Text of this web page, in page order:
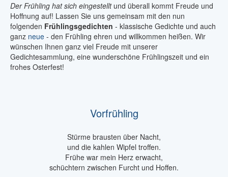
Der Frühling hat sich eingestellt und überall kommt Freude und
Hoffnung auf! Lassen Sie uns gemeinsam mit den nun
folgenden Frühlingsgedichten - klassische Gedichte und auch
ganz neue - den Frühling ehren und willkommen heißen. Wir
wünschen Ihnen ganz viel Freude mit unserer
Gedichtesammlung, eine wunderschöne Frühlingszeit und ein
frohes Osterfest!
Vorfrühling
Stürme brausten über Nacht,
und die kahlen Wipfel troffen.
Frühe war mein Herz erwacht,
schüchtern zwischen Furcht und Hoffen.